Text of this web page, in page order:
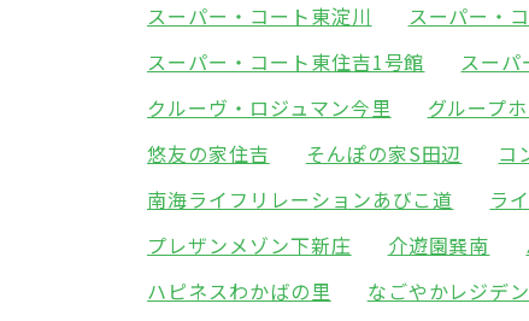
スーパー・コート東淀川
スーパー・
スーパー・コート東住吉1号館
スーパ
クルーヴ・ロジュマン今里
グループ
悠友の家住吉
そんぽの家S田辺 コ
南海ライフリレーションあびこ道
ラ
プレザンメゾン下新庄
介遊園巽南
ハピネスわかばの里
なごやかレジデ